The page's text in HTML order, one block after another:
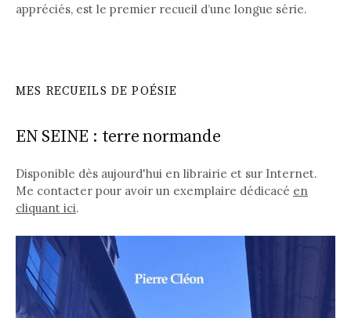
appréciés, est le premier recueil d’une longue série.
MES RECUEILS DE POÉSIE
EN SEINE : terre normande
Disponible dès aujourd'hui en librairie et sur Internet.
Me contacter pour avoir un exemplaire dédicacé en
cliquant ici.